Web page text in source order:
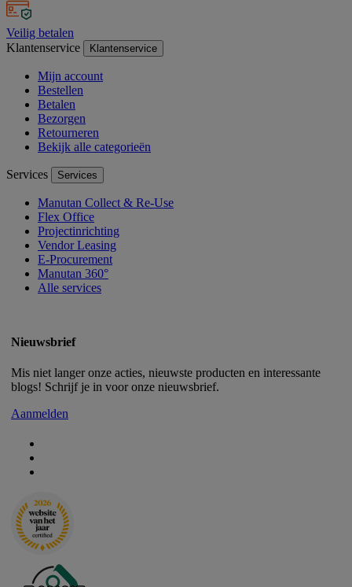
Veilig betalen
Klantenservice
Klantenservice
Mijn account
Bestellen
Betalen
Bezorgen
Retourneren
Bekijk alle categorieën
Services Services
Manutan Collect & Re-Use
Flex Office
Projectinrichting
Vendor Leasing
E-Procurement
Manutan 360°
Alle services
Nieuwsbrief
Mis niet langer onze acties, nieuwste producten en interessante
blogs! Schrijf je in voor onze nieuwsbrief.
Aanmelden